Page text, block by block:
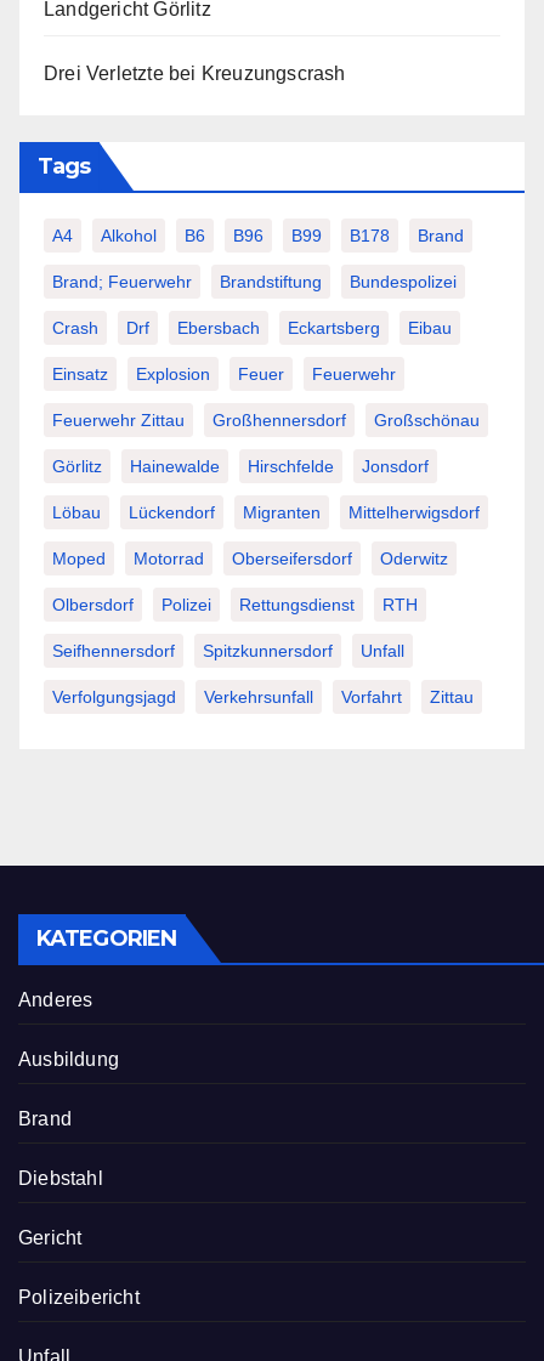
Landgericht Görlitz
Drei Verletzte bei Kreuzungscrash
Tags
A4 Alkohol B6 B96 B99 B178 Brand
Brand; Feuerwehr Brandstiftung Bundespolizei
Crash Drf Ebersbach Eckartsberg Eibau
Einsatz Explosion Feuer Feuerwehr
Feuerwehr Zittau Großhennersdorf Großschönau
Görlitz Hainewalde Hirschfelde Jonsdorf
Löbau Lückendorf Migranten Mittelherwigsdorf
Moped Motorrad Oberseifersdorf Oderwitz
Olbersdorf Polizei Rettungsdienst RTH
Seifhennersdorf Spitzkunnersdorf Unfall
Verfolgungsjagd Verkehrsunfall Vorfahrt Zittau
KATEGORIEN
Anderes
Ausbildung
Brand
Diebstahl
Gericht
Polizeibericht
Unfall